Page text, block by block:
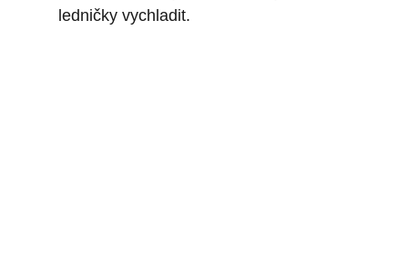
ledničky vychladit.